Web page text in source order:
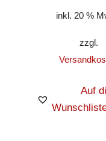
inkl. 20 %
zzgl.
Auf